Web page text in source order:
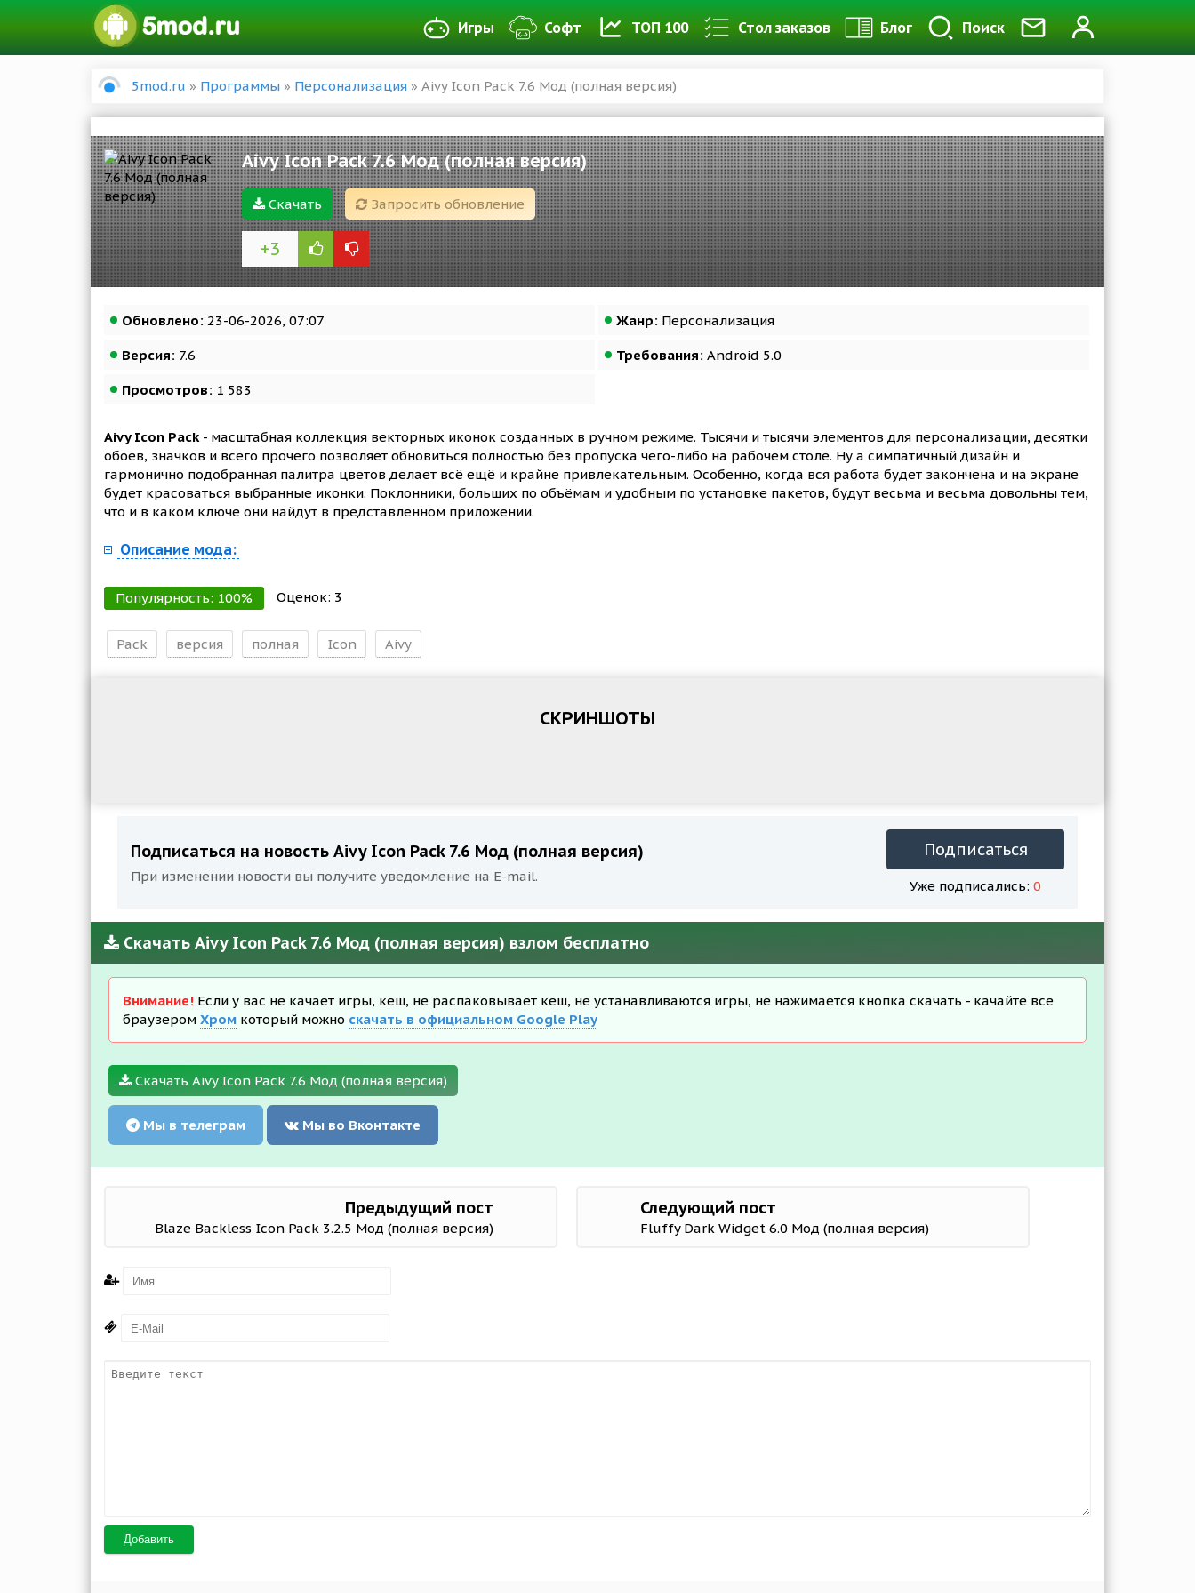
Игры Софт ТОП 100 Стол заказов Блог Поиск
5mod.ru » Программы » Персонализация » Aivy Icon Pack 7.6 Мод (полная версия)
Aivy Icon Pack 7.6 Мод (полная версия)
Скачать Запросить обновление
+3
Обновлено: 23-06-2026, 07:07 Жанр: Персонализация
Версия: 7.6 Требования: Android 5.0
Просмотров: 1 583
Aivy Icon Pack- масштабная коллекция векторных иконок созданных в ручном режиме. Тысячи и тысячи элементов для персонализации, десятки
обоев, значков и всего прочего позволяет обновиться полностью без пропуска чего-либо на рабочем столе. Ну а симпатичный дизайн и
гармонично подобранная палитра цветов делает всё ещё и крайне привлекательным. Особенно, когда вся работа будет закончена и на экране
будет красоваться выбранные иконки. Поклонники, больших по объёмам и удобным по установке пакетов, будут весьма и весьма довольны тем,
что и в каком ключе они найдут в представленном приложении.
Описание мода:
Популярность: 100% Оценок: 3
Pack версия полная Icon Aivy
СКРИНШОТЫ
Подписаться на новость Aivy Icon Pack 7.6 Мод (полная версия)
При изменении новости вы получите уведомление на E-mail.
Подписаться
Уже подписались: 0
Скачать Aivy Icon Pack 7.6 Мод (полная версия) взлом бесплатно
Внимание! Если у вас не качает игры, кеш, не распаковывает кеш, не устанавливаются игры, не нажимается кнопка скачать - качайте все
браузером Хром который можно скачать в официальном Google Play
Скачать Aivy Icon Pack 7.6 Мод (полная версия)
Мы в телеграм Мы во Вконтакте
Предыдущий пост
Blaze Backless Icon Pack 3.2.5 Мод (полная версия)
Следующий пост
Fluffy Dark Widget 6.0 Мод (полная версия)
Добавить